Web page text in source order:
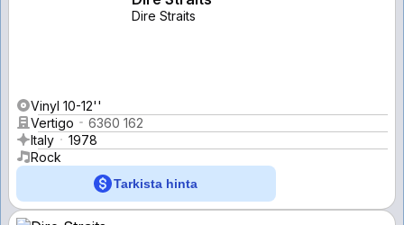
Dire Straits
Vinyl 10-12''
Vertigo
6360 162
Italy
1978
Rock
Tarkista hinta